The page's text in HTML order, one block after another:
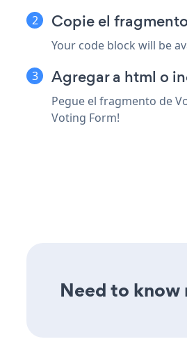
Copie el
Your code block will be
Agregar a html o
Pegue el fragmento de
Voting Form!
Need to know